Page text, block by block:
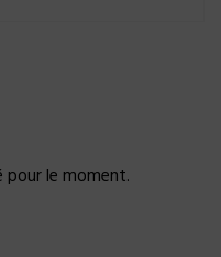
pour le moment.